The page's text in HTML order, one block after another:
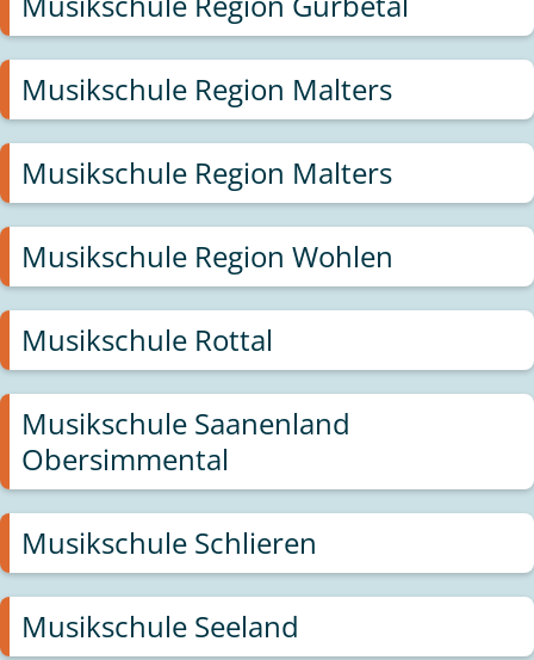
Musikschule Region Malters
Musikschule Region Malters
Musikschule Region Wohlen
Musikschule Rottal
Musikschule Saanenland
Obersimmental
Musikschule Schlieren
Musikschule Seeland